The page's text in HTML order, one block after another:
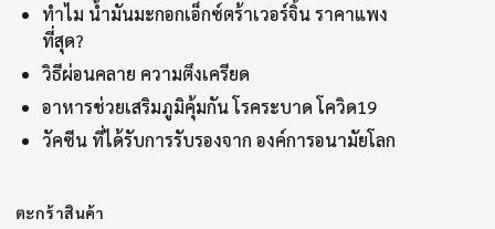
ทำไม น้ำมันมะกอกเอ็กซ์ตร้าเวอร์จิ้น ราคาแพง
ที่สุด?
วิธีผ่อนคลาย ความตึงเครียด
อาหารช่วยเสริมภูมิคุ้มกัน โรคระบาด โควิด19
วัคซีน ที่ได้รับการรับรองจาก องค์การอนามัยโลก
ตะกร้าสินค้า